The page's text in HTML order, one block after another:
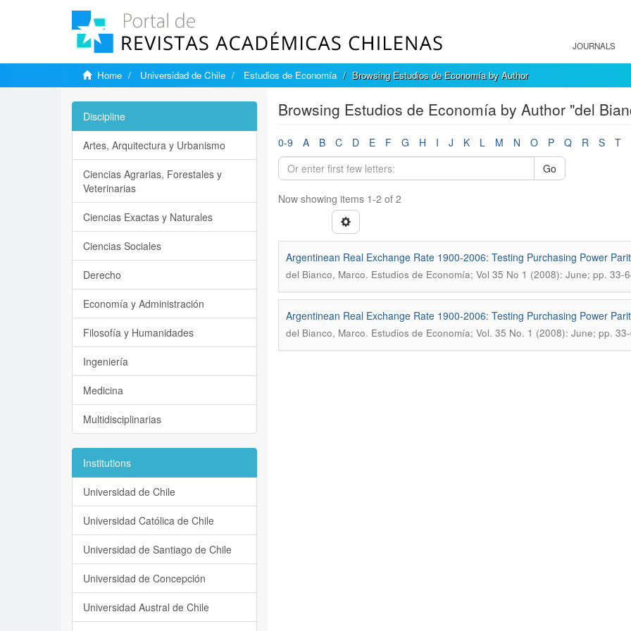
JOURNALS
Home Universidad de Chile Estudios de Economía Browsing Estudios de Economía by Author
Browsing Estudios de Economía by Author "del
0-9 A B C D E F G H I J K L M N O P Q R S T
Go
Now showing items 1-2 of 2
Argentinean Real Exchange Rate 1900-2006: Testing Purchasing Power
del Bianco, Marco. Estudios de Economía; Vol 35 No 1 (2008): June; pp. 33-
Argentinean Real Exchange Rate 1900-2006: Testing Purchasing Power
del Bianco, Marco. Estudios de Economía; Vol. 35 No. 1 (2008): June; pp.
Discipline
Artes, Arquitectura y Urbanismo
Ciencias Agrarias, Forestales y
Veterinarias
Ciencias Exactas y Naturales
Ciencias Sociales
Derecho
Economía y Administración
Filosofía y Humanidades
Ingeniería
Medicina
Multidisciplinarias
Institutions
Universidad de Chile
Universidad Católica de Chile
Universidad de Santiago de Chile
Universidad de Concepción
Universidad Austral de Chile